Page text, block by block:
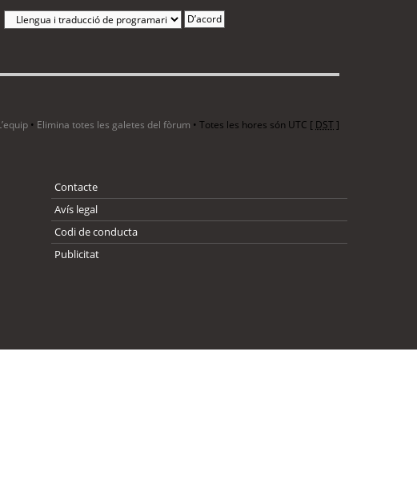
• Elimina totes les galetes del fòrum • Totes les hores són UTC [ DST]
Contacte
Avís legal
Codi de conducta
Publicitat